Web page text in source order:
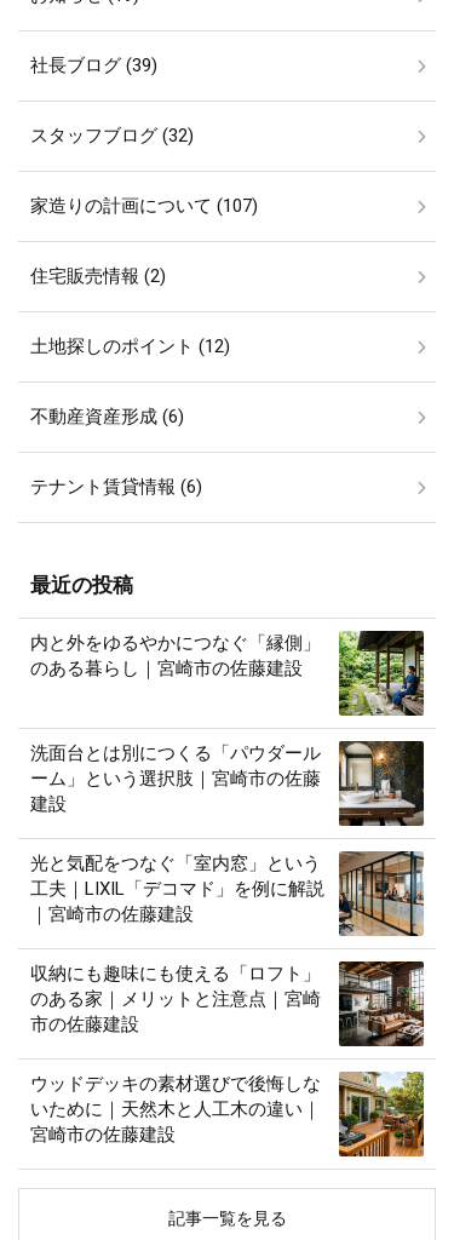
社長ブログ (39)
スタッフブログ (32)
家造りの計画について (107)
住宅販売情報 (2)
土地探しのポイント (12)
不動産資産形成 (6)
テナント賃貸情報 (6)
最近の投稿
内と外をゆるやかにつなぐ「縁側」
のある暮らし｜宮崎市の佐藤建設
洗面台とは別につくる「パウダール
ーム」という選択肢｜宮崎市の佐藤
建設
光と気配をつなぐ「室内窓」という
工夫｜LIXIL「デコマド」を例に解説
｜宮崎市の佐藤建設
収納にも趣味にも使える「ロフト」
のある家｜メリットと注意点｜宮崎
市の佐藤建設
ウッドデッキの素材選びで後悔しな
いために｜天然木と人工木の違い｜
宮崎市の佐藤建設
記事一覧を見る